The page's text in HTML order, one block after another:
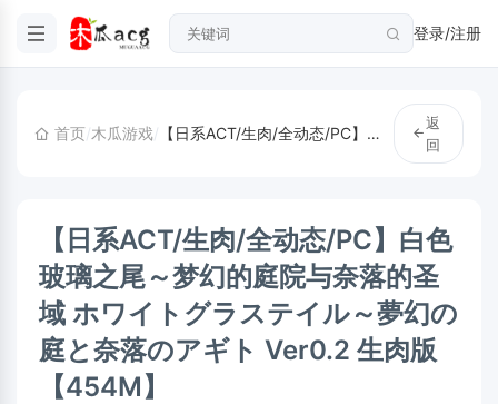
登录/注册
首页/木瓜游戏/ 【日系ACT/生肉/全动态/PC】白色玻璃之尾～梦幻的庭院与奈落的圣域 ホワイトグラステイル～夢幻の庭と奈落のアギト Ver0.2 生肉版【454M】
返
回
【日系ACT/生肉/全动态/PC】白色
玻璃之尾～梦幻的庭院与奈落的圣
域 ホワイトグラステイル～夢幻の
庭と奈落のアギト Ver0.2 生肉版
【454M】